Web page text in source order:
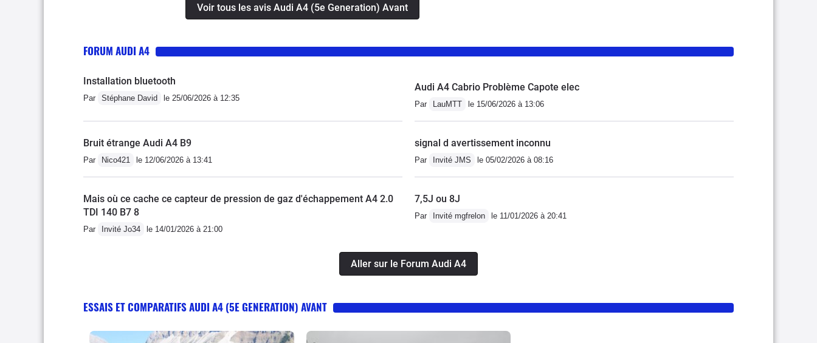
Voir tous les avis Audi A4 (5e Generation) Avant
FORUM AUDI A4
Installation bluetooth
Par Stéphane David le 25/06/2026 à 12:35
Audi A4 Cabrio Problème Capote elec
Par LauMTT le 15/06/2026 à 13:06
Bruit étrange Audi A4 B9
Par Nico421 le 12/06/2026 à 13:41
signal d avertissement inconnu
Par Invité JMS le 05/02/2026 à 08:16
Mais où ce cache ce capteur de pression de gaz d'échappement A4 2.0
TDI 140 B7 8
Par Invité Jo34 le 14/01/2026 à 21:00
7,5J ou 8J
Par Invité mgfrelon le 11/01/2026 à 20:41
Aller sur le Forum Audi A4
ESSAIS ET COMPARATIFS AUDI A4 (5E GENERATION) AVANT